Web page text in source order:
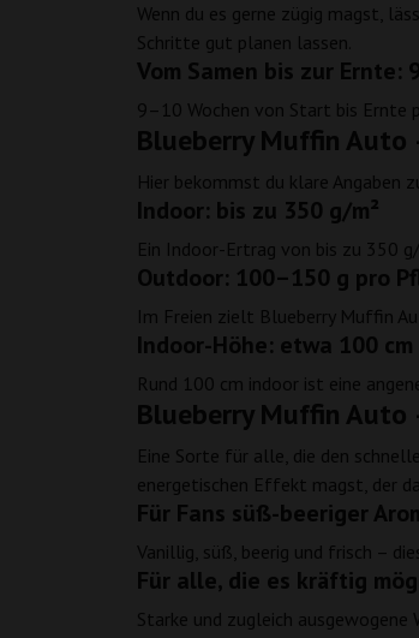
Wenn du es gerne zügig magst,
Schritte gut planen lassen.
Vom Samen bis zur Ernte:
9–10 Wochen von Start bis Ernte
Blueberry Muffin Auto
Hier bekommst du klare Angaben
Indoor: bis zu 350 g/m²
Ein Indoor-Ertrag von bis zu 350
Outdoor: 100–150 g pro
Im Freien zielt Blueberry Muffin
Indoor-Höhe: etwa 100 cm
Rund 100 cm indoor ist eine
Blueberry Muffin Auto
Eine Sorte für alle, die den
energetischen Effekt magst, der
Für Fans süß-beeriger
Vanillig, süß, beerig und frisch –
Für alle, die es kräftig
Starke und zugleich